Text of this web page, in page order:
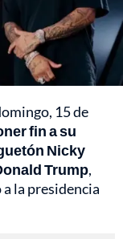
15 de
fin a su
Nicky
Trump,
la presidencia